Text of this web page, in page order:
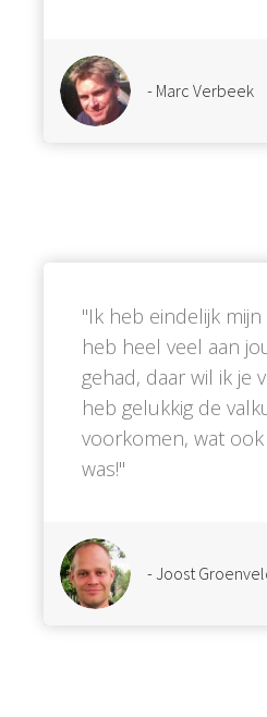
- Marc Verbeek
''Ik heb eindelijk mijn
heb heel veel aan
gehad, daar wil ik je
heb gelukkig de
voorkomen, wat
was!''
- Joost